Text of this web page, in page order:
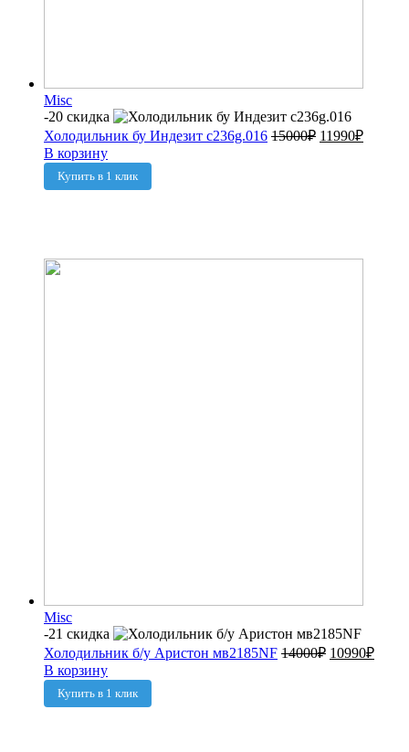
Misc
-20 скидка
Холодильник бу Индезит c236g.016 15000₽ 11990₽
В корзину
Купить в 1 клик
Misc
-21 скидка
Холодильник б/у Аристон мв2185NF 14000₽ 10990₽
В корзину
Купить в 1 клик